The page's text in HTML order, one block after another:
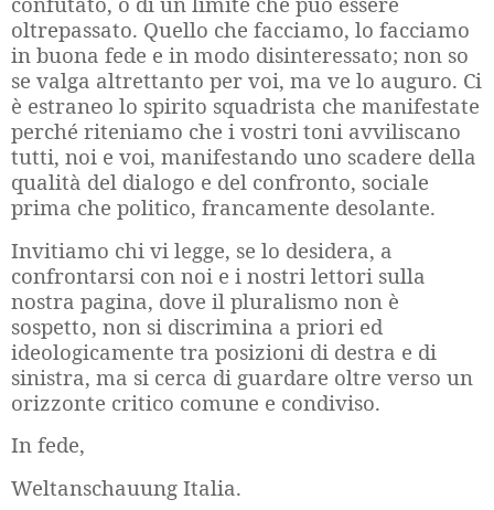
oltrepassato. Quello che facciamo, lo facciamo
in buona fede e in modo disinteressato; non so
se valga altrettanto per voi, ma ve lo auguro. Ci
è estraneo lo spirito squadrista che manifestate
perché riteniamo che i vostri toni avviliscano
tutti, noi e voi, manifestando uno scadere della
qualità del dialogo e del confronto, sociale
prima che politico, francamente desolante.
Invitiamo chi vi legge, se lo desidera, a
confrontarsi con noi e i nostri lettori sulla
nostra pagina, dove il pluralismo non è
sospetto, non si discrimina a priori ed
ideologicamente tra posizioni di destra e di
sinistra, ma si cerca di guardare oltre verso un
orizzonte critico comune e condiviso.
In fede,
Weltanschauung Italia.